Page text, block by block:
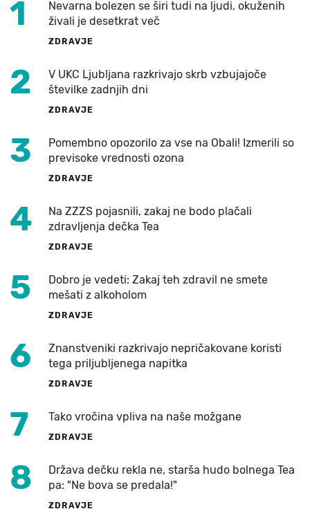
1
Nevarna bolezen se širi tudi na ljudi, okuženih
živali je desetkrat več
ZDRAVJE
2
V UKC Ljubljana razkrivajo skrb vzbujajoče
številke zadnjih dni
ZDRAVJE
3
Pomembno opozorilo za vse na Obali! Izmerili so
previsoke vrednosti ozona
ZDRAVJE
4
Na ZZZS pojasnili, zakaj ne bodo plačali
zdravljenja dečka Tea
ZDRAVJE
5
Dobro je vedeti: Zakaj teh zdravil ne smete
mešati z alkoholom
ZDRAVJE
6
Znanstveniki razkrivajo nepričakovane koristi
tega priljubljenega napitka
ZDRAVJE
7 Tako vročina vpliva na naše možgane
ZDRAVJE
8
Država dečku rekla ne, starša hudo bolnega Tea
pa: "Ne bova se predala!"
ZDRAVJE